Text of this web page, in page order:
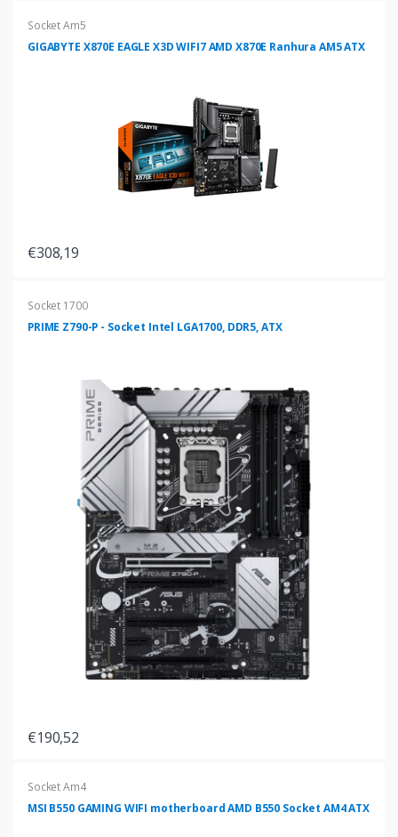
Socket Am5
GIGABYTE X870E EAGLE X3D WIFI7 AMD X870E Ranhura AM5 ATX
€308,19
Socket 1700
PRIME Z790-P - Socket Intel LGA1700, DDR5, ATX
€190,52
Socket Am4
MSI B550 GAMING WIFI motherboard AMD B550 Socket AM4 ATX